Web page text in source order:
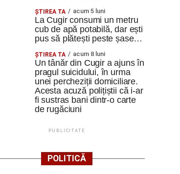
ȘTIREA TA acum 5 luni
La Cugir consumi un metru
cub de apă potabilă, dar ești
pus să plătești peste șase…
ȘTIREA TA acum 8 luni
Un tânăr din Cugir a ajuns în
pragul suicidului, în urma
unei percheziții domiciliare.
Acesta acuză polițiștii că i-ar
fi sustras bani dintr-o carte
de rugăciuni
PUBLICITATE
POLITICĂ